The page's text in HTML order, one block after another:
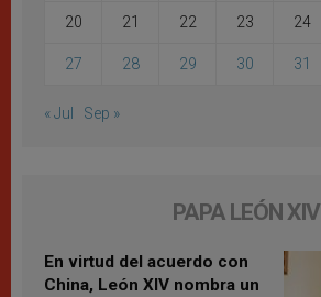
20 21 22 23 24
27 28 29 30 31
« Jul Sep »
PAPA LEÓN XIV
En virtud del acuerdo con
China, León XIV nombra un